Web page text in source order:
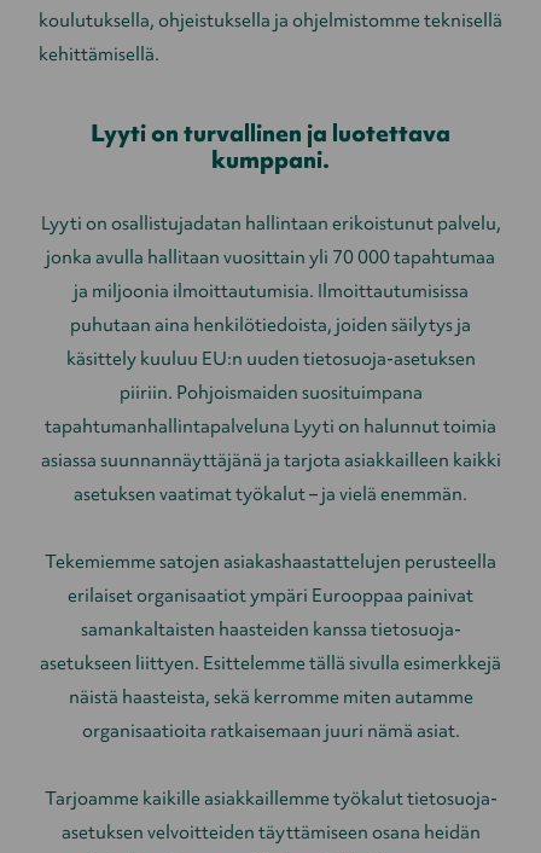
koulutuksella, ohjeistuksella ja ohjelmistomme teknisellä
kehittämisellä.
Lyyti on turvallinen ja luotettava
kumppani.
Lyyti on osallistujadatan hallintaan erikoistunut palvelu,
jonka avulla hallitaan vuosittain yli 70 000 tapahtumaa
ja miljoonia ilmoittautumisia. Ilmoittautumisissa
puhutaan aina henkilötiedoista, joiden säilytys ja
käsittely kuuluu EU:n uuden tietosuoja-asetuksen
piiriin. Pohjoismaiden suosituimpana
tapahtumanhallintapalveluna Lyyti on halunnut toimia
asiassa suunnannäyttäjänä ja tarjota asiakkailleen kaikki
asetuksen vaatimat työkalut – ja vielä enemmän.
Tekemiemme satojen asiakashaastattelujen perusteella
erilaiset organisaatiot ympäri Eurooppaa painivat
samankaltaisten haasteiden kanssa tietosuoja-
asetukseen liittyen. Esittelemme tällä sivulla esimerkkejä
näistä haasteista, sekä kerromme miten autamme
organisaatioita ratkaisemaan juuri nämä asiat.
Tarjoamme kaikille asiakkaillemme työkalut tietosuoja-
asetuksen velvoitteiden täyttämiseen osana heidän